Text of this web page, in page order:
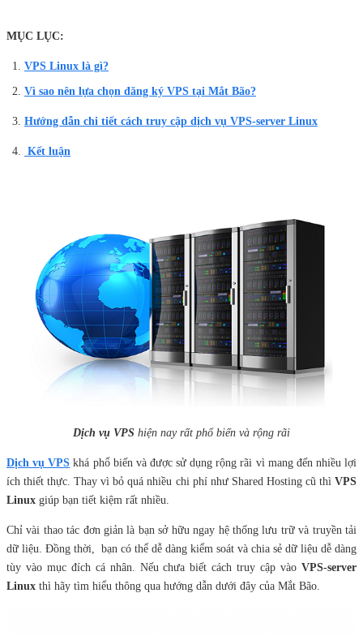
MỤC LỤC:
VPS Linux là gì?
Vì sao nên lựa chọn đăng ký VPS tại Mắt Bão?
Hướng dẫn chi tiết cách truy cập dịch vụ VPS-server Linux
Kết luận
Dịch vụ VPS hiện nay rất phổ biến và rộng rãi
Dịch vụ VPS khá phổ biến và được sử dụng rộng rãi vì mang đến nhiều lợi
ích thiết thực. Thay vì bỏ quá nhiều chi phí như Shared Hosting cũ thì VPS
Linux giúp bạn tiết kiệm rất nhiều.
Chỉ vài thao tác đơn giản là bạn sở hữu ngay hệ thống lưu trữ và truyền tải
dữ liệu. Đồng thời, bạn có thể dễ dàng kiểm soát và chia sẻ dữ liệu dễ dàng
tùy vào mục đích cá nhân. Nếu chưa biết cách truy cập vào VPS-server
Linux thì hãy tìm hiểu thông qua hướng dẫn dưới đây của Mắt Bão.